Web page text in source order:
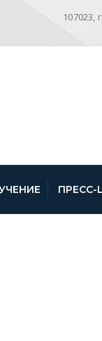
107023,
ПРЕСС-